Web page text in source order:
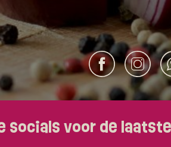
socials voor de